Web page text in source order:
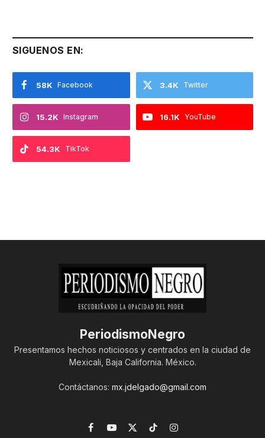
SIGUENOS EN:
Facebook
58K Twitter
3.4K
Instagram
15.2K YouTube
16.1K
TikTok
54.3K
PeriodismoNegro
Presentamos hechos noticiosos y centrados en la ciudad de
Mexicali, Baja California. México.
Contáctanos: mx.jdelgado@gmail.com
Facebook
YouTube
X TikTokInstagram